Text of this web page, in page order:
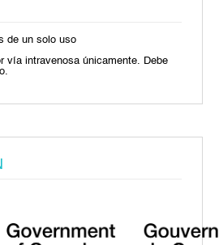
de un solo uso
vía intravenosa únicamente. Debe